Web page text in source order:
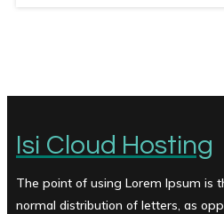
Isi Cloud Hosting
The point of using Lorem Ipsum is
normal distribution of letters, as